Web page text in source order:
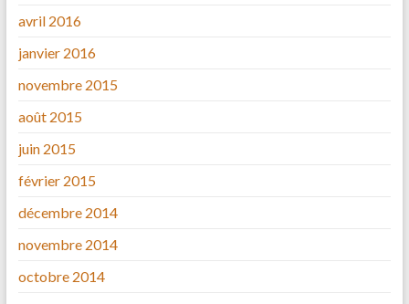
avril 2016
janvier 2016
novembre 2015
août 2015
juin 2015
février 2015
décembre 2014
novembre 2014
octobre 2014